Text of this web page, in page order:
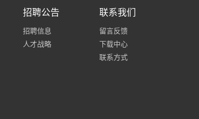
招聘公告
招聘信息
人才战略
联系我们
留言反馈
下载中心
联系方式